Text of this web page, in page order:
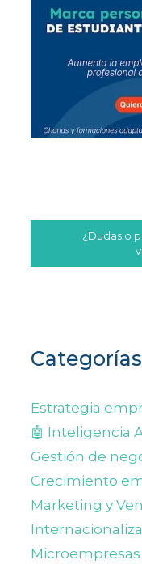
¿Dudas o
Categorías
Estrategia
🤖 Inteligencia
Gestión de
Crecimiento
Marketing y
Microempresas